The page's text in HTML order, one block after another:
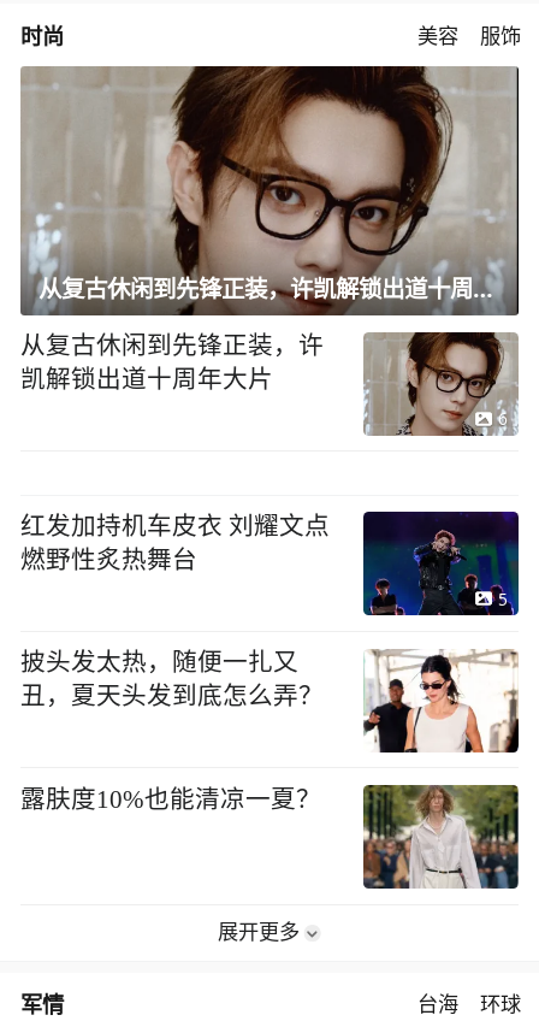
时尚 美容 服饰
从复古休闲到先锋正装，许凯解锁出道十周年大片
从复古休闲到先锋正装，许
凯解锁出道十周年大片
6
红发加持机车皮衣 刘耀文点
燃野性炙热舞台
5
披头发太热，随便一扎又
丑，夏天头发到底怎么弄？
露肤度10%也能清凉一夏？
展开更多
军情 台海 环球